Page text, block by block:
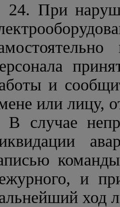
24. При
и
или лицу,
В случае
и
ход